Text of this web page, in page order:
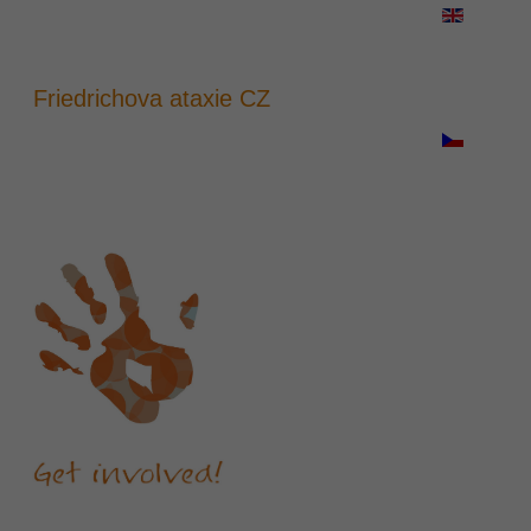
Friedrichova ataxie CZ